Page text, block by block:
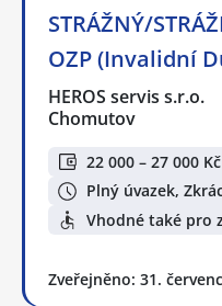
STRÁŽNÝ/
OZP (Invalidní
HEROS servis s.r.o.
Chomutov
22 000 – 27 000 Kč
Plný úvazek,
Vhodné také pro
Zveřejněno: 31.